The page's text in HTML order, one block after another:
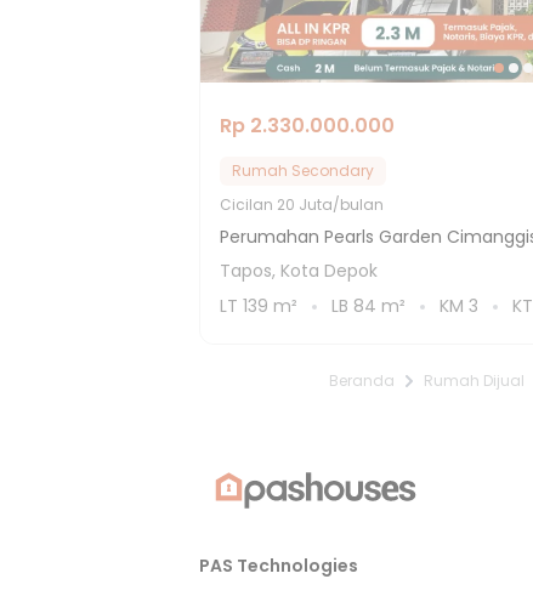
Rp 2.330.000.000
Rumah Secondary
Cicilan 20 Juta/bulan
Perumahan Pearls Garden
Tapos, Kota Depok
LT 139 m² LB 84 m² KM 3 KT
Beranda Rumah Dijual
PAS Technologies